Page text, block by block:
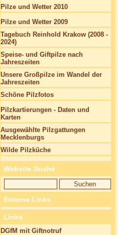
Pilze und Wetter 2010
Pilze und Wetter 2009
Tagebuch Reinhold Krakow (2008 -
2024)
Speise- und Giftpilze nach
Jahreszeiten
Unsere Großpilze im Wandel der
Jahreszeiten
Schöne Pilzfotos
Pilzkartierungen - Daten und
Karten
Ausgewählte Pilzgattungen
Mecklenburgs
Wilde Pilzküche
Website-Suche
Externe Links
Links
DGfM mit Giftnotruf